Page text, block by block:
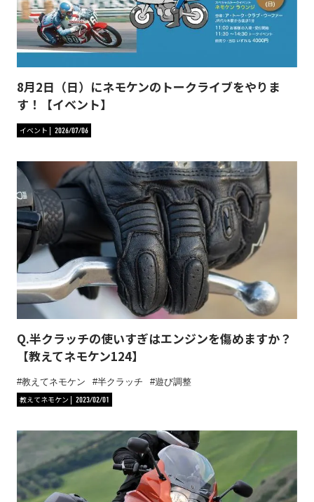
8月2日（日）にネモケンのトークライブをやりま
す！【イベント】
イベント 2026/07/06
Q.半クラッチの使いすぎはエンジンを傷めますか？
【教えてネモケン124】
教えてネモケン 半クラッチ
遊び調整
教えてネモケン
2023/02/01